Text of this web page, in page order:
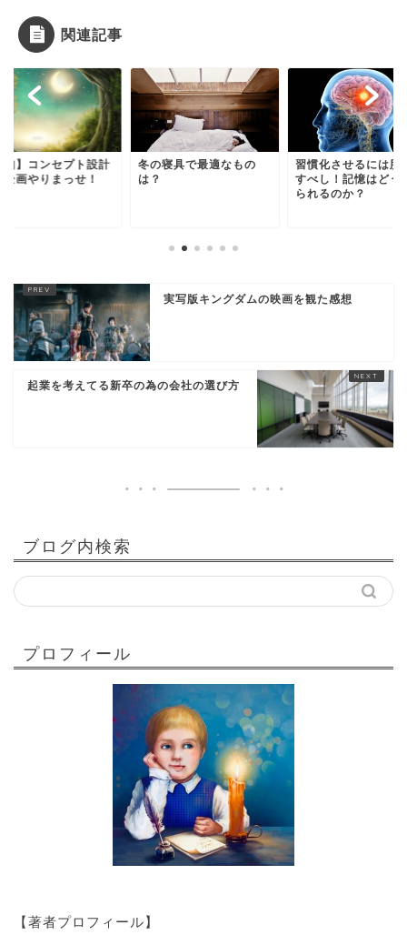
関連記事
知】コンセプト設計
企画やりまっせ！
冬の寝具で最適なもの
は？
習慣化させるには脳
すべし！記憶はどう
られるのか？
実写版キングダムの映画を観た感想
起業を考えてる新卒の為の会社の選び方
ブログ内検索
プロフィール
【著者プロフィール】